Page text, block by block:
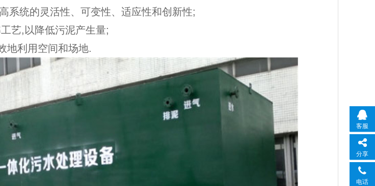
系统的灵活性、可变性、适应性和创新性;
艺,以降低污泥产生量;
地利用空间和场地.
客服
分享
电话